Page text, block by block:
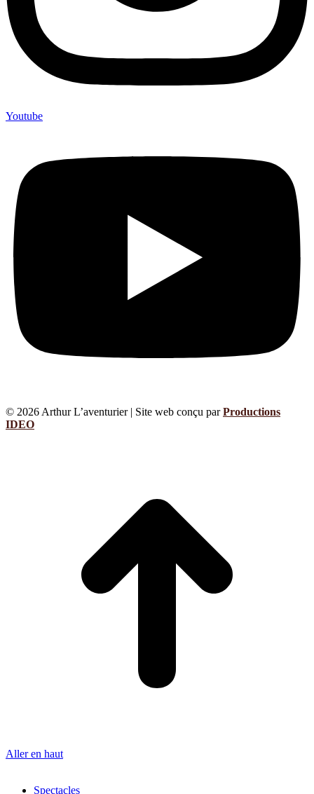
Youtube
© 2026 Arthur L’aventurier | Site web conçu parProductions
IDEO
Aller en haut
Spectacles